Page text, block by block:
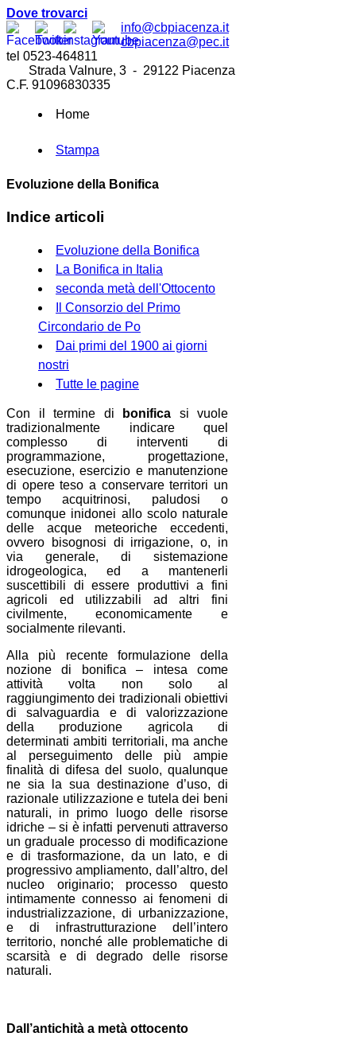
Dove trovarci
info@cbpiacenza.it
cbpiacenza@pec.it
tel 0523-464811
Strada Valnure, 3 - 29122 Piacenza
C.F. 91096830335
Home
Stampa
Evoluzione della Bonifica
Indice articoli
Evoluzione della Bonifica
La Bonifica in Italia
seconda metà dell'Ottocento
Il Consorzio del Primo
Circondario de Po
Dai primi del 1900 ai giorni
nostri
Tutte le pagine
Con il termine di bonifica si vuole
tradizionalmente indicare quel
complesso di interventi di
programmazione, progettazione,
esecuzione, esercizio e manutenzione
di opere teso a conservare territori un
tempo acquitrinosi, paludosi o
comunque inidonei allo scolo naturale
delle acque meteoriche eccedenti,
ovvero bisognosi di irrigazione, o, in
via generale, di sistemazione
idrogeologica, ed a mantenerli
suscettibili di essere produttivi a fini
agricoli ed utilizzabili ad altri fini
civilmente, economicamente e
socialmente rilevanti.
Alla più recente formulazione della
nozione di bonifica – intesa come
attività volta non solo al
raggiungimento dei tradizionali obiettivi
di salvaguardia e di valorizzazione
della produzione agricola di
determinati ambiti territoriali, ma anche
al perseguimento delle più ampie
finalità di difesa del suolo, qualunque
ne sia la sua destinazione d’uso, di
razionale utilizzazione e tutela dei beni
naturali, in primo luogo delle risorse
idriche – si è infatti pervenuti attraverso
un graduale processo di modificazione
e di trasformazione, da un lato, e di
progressivo ampliamento, dall’altro, del
nucleo originario; processo questo
intimamente connesso ai fenomeni di
industrializzazione, di urbanizzazione,
e di infrastrutturazione dell’intero
territorio, nonché alle problematiche di
scarsità e di degrado delle risorse
naturali.
Dall’antichità a metà ottocento